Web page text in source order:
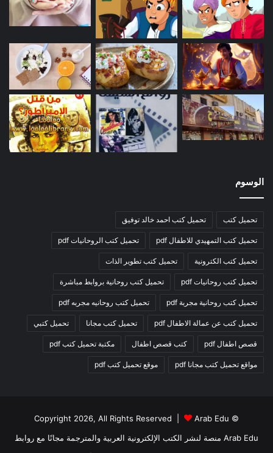
الوسوم
تحميل كتب تحميل كتب احمد خالد توفيق
تحميل كتب التمهيدي للاطفال pdf تحميل كتب الروحانيات pdf
تحميل كتب الكترونية تحميل كتب تطوير الذات
تحميل كتب روحانيات pdf تحميل كتب روحانية بروابط مباشرة
تحميل كتب روحانية مجربة pdf تحميل كتب روحانيه مجربه pdf
تحميل كتب عن عمالة الاطفال pdf تحميل كتب مجانا تحميل كتبي
قصص اطفال pdf كتب قصص اطفال مكتبة تحميل كتب pdf
مواقع تحميل كتب مجانا pdf موقع تحميل كتب pdf
© Copyright 2026, All Rights Reserved |
Arab Edu
Arab Edu منصة لنشر الكتب الإلكترونية العربية والمترجمة مجانًا مع روابط